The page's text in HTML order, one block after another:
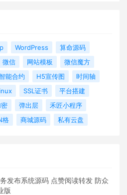
WordPress
算命源码
微信 网站模板
微信魔方
能合约 H5宣传图
时间轴
SSL证书
平台搭建
弹出层
禾匠小程序
格 商城源码 私有云盘
发布系统源码 点赞阅读转发 防众
版